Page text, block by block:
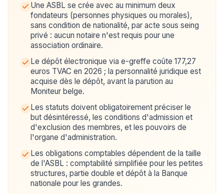
Une ASBL se crée avec au minimum deux
fondateurs (personnes physiques ou morales),
sans condition de nationalité, par acte sous seing
privé : aucun notaire n'est requis pour une
association ordinaire.
Le dépôt électronique via e-greffe coûte 177,27
euros TVAC en 2026 ; la personnalité juridique est
acquise dès le dépôt, avant la parution au
Moniteur belge.
Les statuts doivent obligatoirement préciser le
but désintéressé, les conditions d'admission et
d'exclusion des membres, et les pouvoirs de
l'organe d'administration.
Les obligations comptables dépendent de la taille
de l'ASBL : comptabilité simplifiée pour les petites
structures, partie double et dépôt à la Banque
nationale pour les grandes.